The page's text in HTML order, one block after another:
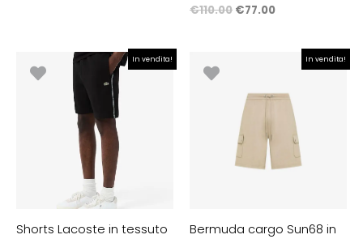
€110.00 €77.00
In vendita!
Shorts Lacoste in tessuto
originale
era:
€85.00.
prezzo
attuale
€76.50.
In vendita!
Bermuda cargo Sun68 in
era:
€50.00.
prezzo
è:
€35.00.